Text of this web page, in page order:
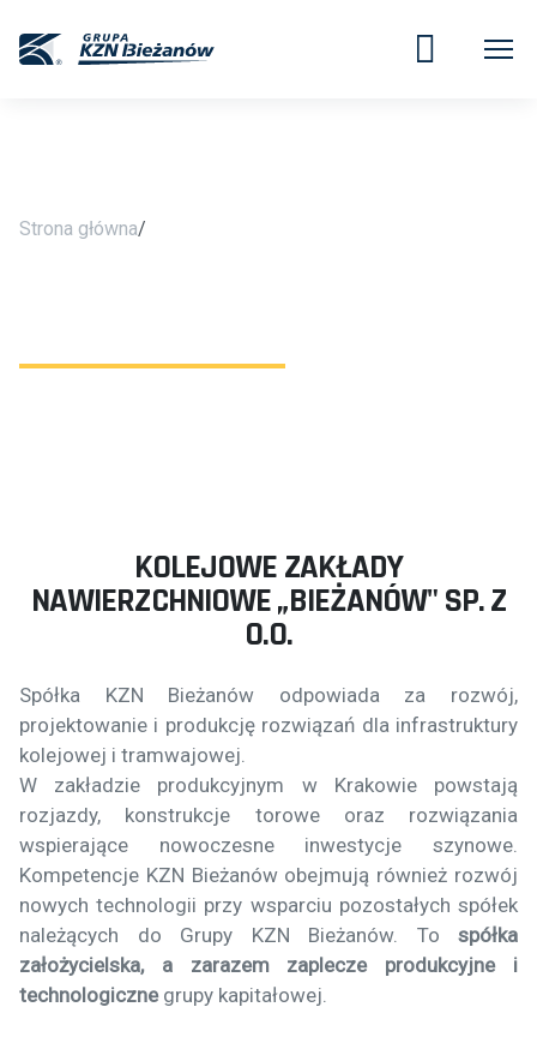
Strona główna/
KOLEJOWE ZAKŁADY
NAWIERZCHNIOWE „BIEŻANÓW" SP. Z
O.O.
Spółka KZN Bieżanów odpowiada za rozwój,
projektowanie i produkcję rozwiązań dla infrastruktury
kolejowej i tramwajowej.
W zakładzie produkcyjnym w Krakowie powstają
rozjazdy, konstrukcje torowe oraz rozwiązania
wspierające nowoczesne inwestycje szynowe.
Kompetencje KZN Bieżanów obejmują również rozwój
nowych technologii przy wsparciu pozostałych spółek
należących do Grupy KZN Bieżanów. To spółka
założycielska, a zarazem zaplecze produkcyjne i
technologiczne grupy kapitałowej.